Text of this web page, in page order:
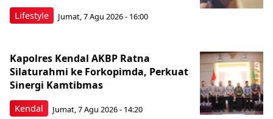
Lifestyle Jumat, 7 Agu 2026 - 16:00
Kendal
Kapolres Kendal AKBP Ratna
Silaturahmi ke Forkopimda, Perkuat
Sinergi Kamtibmas
Jumat, 7 Agu 2026 - 14:20